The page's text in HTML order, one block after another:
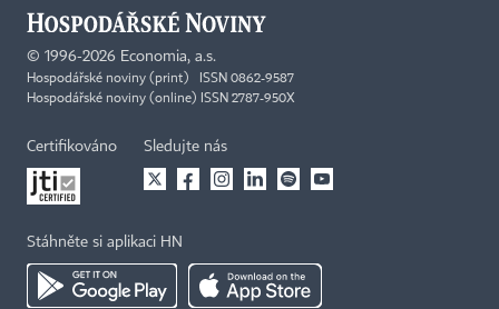
© 1996-2026 Economia, a.s.
Hospodářské noviny (print) ISSN 0862-9587
Hospodářské noviny (online) ISSN 2787-950X
Certifikováno Sledujte nás
Stáhněte si aplikaci HN